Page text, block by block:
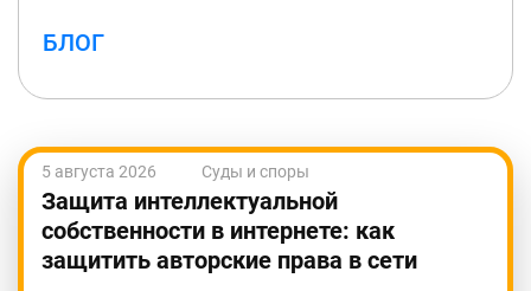
БЛОГ
5 августа 2026 Суды и споры
Защита интеллектуальной
собственности в интернете: как
защитить авторские права в сети